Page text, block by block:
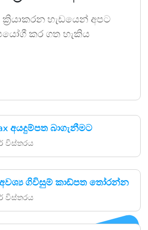
අයදුම්පත බාගැනීමට
විස්තරය
ගිවිසුම් කාඩ්පත තෝරන්න
විස්තරය
ක්‍රියාකරන හැඩයෙන් අපට
කර ගත හැකිය